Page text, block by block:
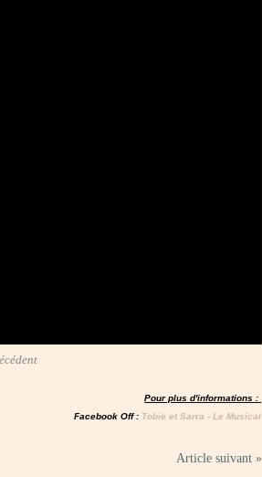
Pour plus d'informations :
Facebook Off : Tobie et Sarra - Le Musical
Article suivant »